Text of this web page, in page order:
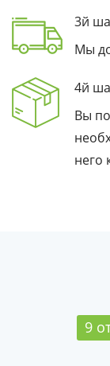
3й
Мы
4й
Вы
него
9